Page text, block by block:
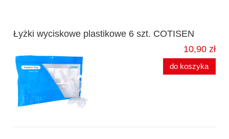
Łyżki wyciskowe plastikowe 6 szt. COTISEN
10,90 zł
do koszyka